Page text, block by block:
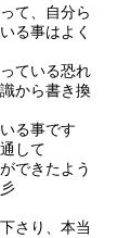
て、自分ら
る事はよく
ている恐れ
から書き換
る事です
して
できたよう
さり、本当